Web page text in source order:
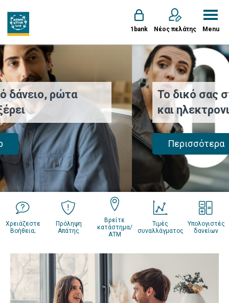
1bank Νέος πελάτης Menu
Το δικό σας σπίτι ή εξοχικό τώρα
και ηλεκτρονικά
Περισσότερα
Χρειάζεστε
Βοήθεια;
Πρόληψη
Απάτης
Βρείτε
κατάστημα/
ΑΤΜ
Τιμές
συναλλάγματος
Υπολογιστές
δανείων